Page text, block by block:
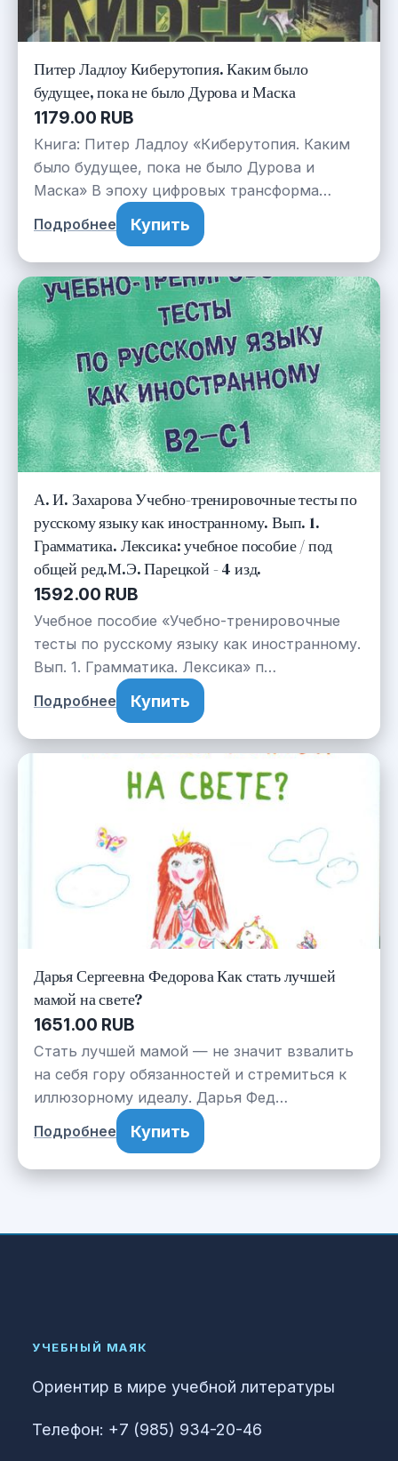
Питер Ладлоу Киберутопия. Каким было
будущее, пока не было Дурова и Маска
1179.00 RUB
Книга: Питер Ладлоу «Киберутопия. Каким
было будущее, пока не было Дурова и
Маска» В эпоху цифровых трансформа…
Подробнее Купить
А. И. Захарова Учебно-тренировочные тесты по
русскому языку как иностранному. Вып. 1.
Грамматика. Лексика: учебное пособие / под
общей ред.М.Э. Парецкой - 4 изд.
1592.00 RUB
Учебное пособие «Учебно-тренировочные
тесты по русскому языку как иностранному.
Вып. 1. Грамматика. Лексика» п…
Подробнее Купить
Дарья Сергеевна Федорова Как стать лучшей
мамой на свете?
1651.00 RUB
Стать лучшей мамой — не значит взвалить
на себя гору обязанностей и стремиться к
иллюзорному идеалу. Дарья Фед…
Подробнее Купить
УЧЕБНЫЙ МАЯК
Ориентир в мире учебной литературы
Телефон: +7 (985) 934-20-46